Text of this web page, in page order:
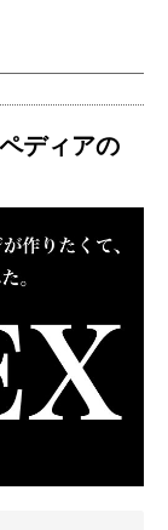
ディアの